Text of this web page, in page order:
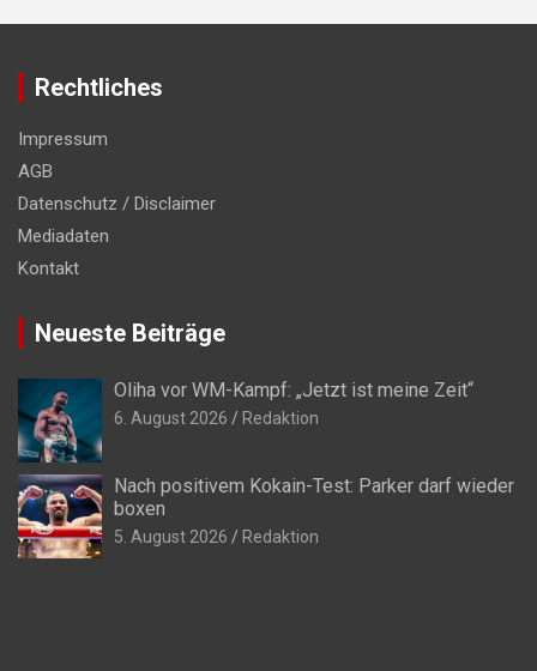
Rechtliches
Impressum
AGB
Datenschutz / Disclaimer
Mediadaten
Kontakt
Neueste Beiträge
Oliha vor WM-Kampf: „Jetzt ist meine Zeit“
6. August 2026 Redaktion
Nach positivem Kokain-Test: Parker darf wieder
boxen
5. August 2026 Redaktion